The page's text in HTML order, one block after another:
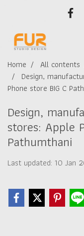
Home All contents
Design,
Phone store BIG C
Design,
stores: Apple
Pathumthani
Last updated: 10 Jan